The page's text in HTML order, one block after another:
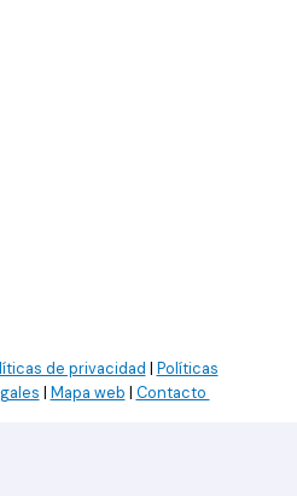
de privacidad | Políticas
| Mapa web | Contacto